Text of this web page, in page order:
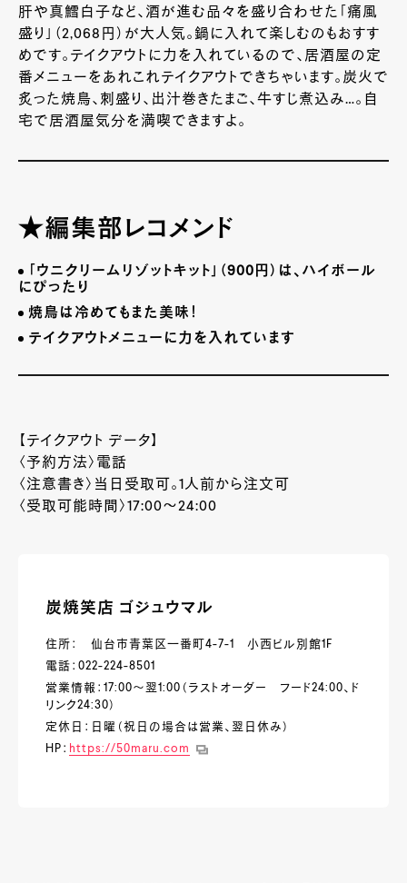
肝や真鱈白子など、酒が進む品々を盛り合わせた「痛風
盛り」（2,068 円）が大人気。鍋に入れて楽しむのもおすす
めです。テイクアウトに力を入れているので、居酒屋の定
番メニューをあれこれテイクアウトできちゃいます。炭火で
炙った焼鳥、刺盛り、出汁巻きたまご、牛すじ煮込み…。自
宅で居酒屋気分を満喫できますよ。
★編集部レコメンド
「ウニクリームリゾットキット」（900 円）は、ハイボール
にぴったり
焼鳥は冷めてもまた美味！
テイクアウトメニューに力を入れています
【テイクアウト データ】
〈予約方法〉電話
〈注意書き〉当日受取可。1 人前から注文可
〈受取可能時間〉17:00～24:00
炭焼笑店 ゴジュウマル
住所： 仙台市青葉区一番町4-7-1 小西ビル別館1F
電話：022-224-8501
営業情報：17:00～翌1:00（ラストオーダー フード24:00、ド
リンク24:30）
定休日：日曜（祝日の場合は営業、翌日休み）
HP： https://50maru.com